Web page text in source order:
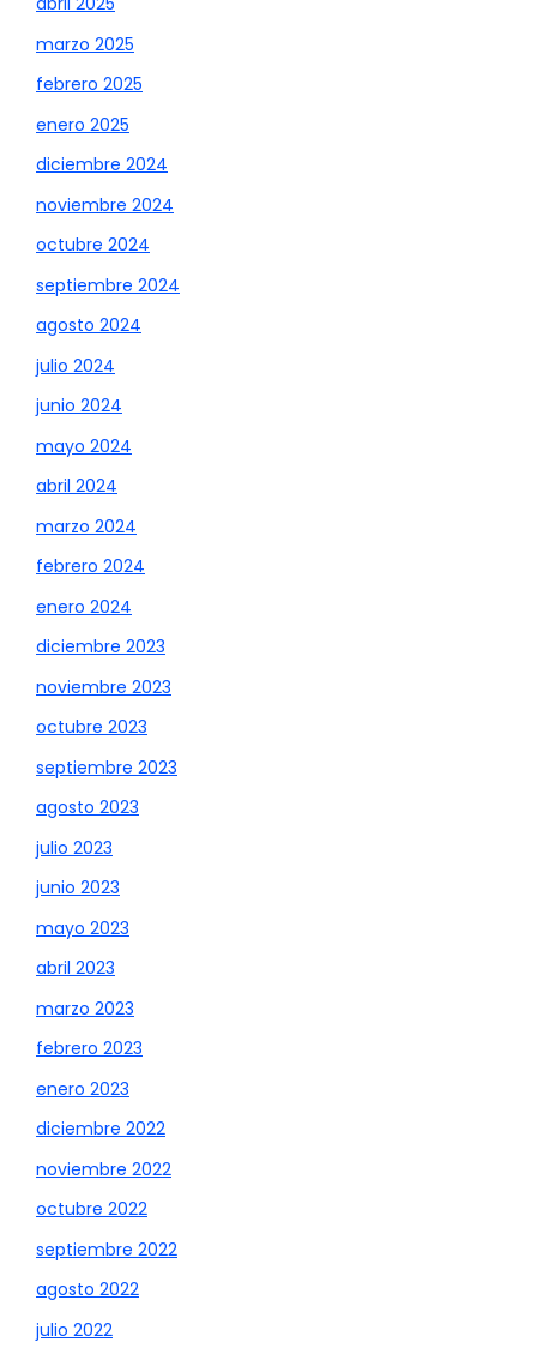
marzo 2025
febrero 2025
enero 2025
diciembre 2024
noviembre 2024
octubre 2024
septiembre 2024
agosto 2024
julio 2024
junio 2024
mayo 2024
abril 2024
marzo 2024
febrero 2024
enero 2024
diciembre 2023
noviembre 2023
octubre 2023
septiembre 2023
agosto 2023
julio 2023
junio 2023
mayo 2023
abril 2023
marzo 2023
febrero 2023
enero 2023
diciembre 2022
noviembre 2022
octubre 2022
septiembre 2022
agosto 2022
julio 2022